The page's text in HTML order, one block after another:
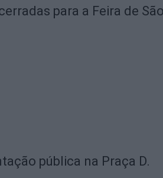
para a Feira de São
pública na Praça D.